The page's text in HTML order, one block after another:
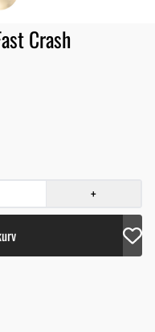
Crash
+